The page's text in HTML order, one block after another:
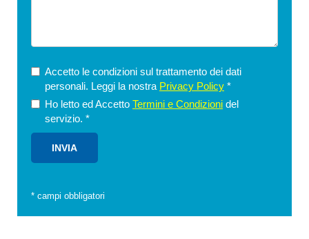
Accetto le condizioni sul trattamento dei dati
personali. Leggi la nostra Privacy Policy *
Ho letto ed Accetto Termini e Condizioni del
servizio. *
* campi obbligatori